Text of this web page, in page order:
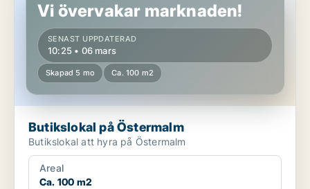
Vi övervakar marknaden!
SENAST UPPDATERAD
10:25 • 06 mars
Skapad 5 mo Ca. 100 m2
Butikslokal på Östermalm
Butikslokal att hyra på Östermalm
Areal
Ca. 100 m2